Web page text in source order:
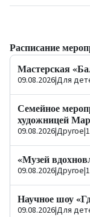
Расписание
Мастерская
09.08.2026|Для
Семейное
художницей
09.08.2026|Другое|
«Музей
09.08.2026|Другое|
Научное шоу
09.08.2026|Для